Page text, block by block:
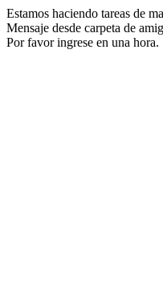
Estamos haciendo tareas de
Mensaje desde carpeta de
Por favor ingrese en una hora.